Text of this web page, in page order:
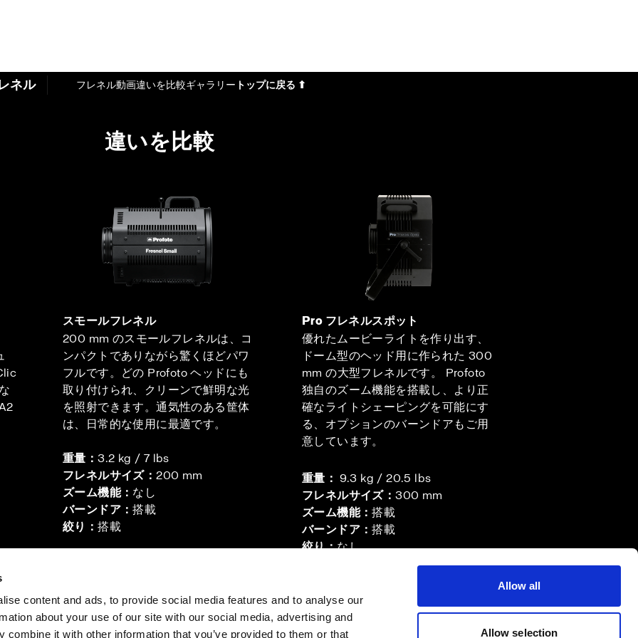
content and ads, to provide social media features and to analyse our
about your use of our site with our social media, advertising and
combine it with other information that you’ve provided to them or that
Allow all
Allow selection
ネル フレネル動画違いを比較ギャラリー トップに戻る ⬆
違いを比較
スモールフレネル
200 mm のスモールフレネルは、コ
ンパクトでありながら驚くほどパワ
フルです。どの Profoto ヘッドにも
取り付けられ、クリーンで鮮明な光
を照射できます。通気性のある筐体
は、日常的な使用に最適です。
重量：3.2 kg / 7 lbs
フレネルサイズ：200 mm
ズーム機能： なし
バーンドア：搭載
絞り：搭載
Pro フレネルスポット
優れたムービーライトを作り出す、
ドーム型のヘッド用に作られた 300
mm の大型フレネルです。 Profoto
独自のズーム機能を搭載し、より正
確なライトシェーピングを可能にす
る、オプションのバーンドアもご用
意しています。
重量： 9.3 kg / 20.5 lbs
フレネルサイズ：300 mm
ズーム機能：搭載
バーンドア：搭載
絞り：なし
皆様へ Share the Light